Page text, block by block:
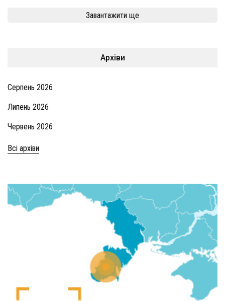
Завантажити ще
Архіви
Серпень 2026
Липень 2026
Червень 2026
Всі архіви